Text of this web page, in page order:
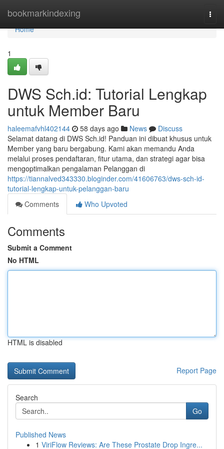
bookmarkindexing
Home
Home
1
DWS Sch.id: Tutorial Lengkap
untuk Member Baru
haleemafvhl402144 58 days ago News
Discuss
Selamat datang di DWS Sch.id! Panduan ini dibuat khusus untuk
Member yang baru bergabung. Kami akan memandu Anda
melalui proses pendaftaran, fitur utama, dan strategi agar bisa
mengoptimalkan pengalaman Pelanggan di
https://tiannalved343330.bloginder.com/41606763/dws-sch-id-
tutorial-lengkap-untuk-pelanggan-baru
Comments
Who Upvoted
Comments
Submit a Comment
No HTML
HTML is disabled
Report Page
Search
Go
Published News
1 ViriFlow Reviews: Are These Prostate Drop Ingre...